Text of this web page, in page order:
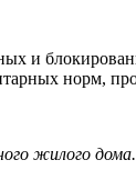
и
норм,
жилого дома.